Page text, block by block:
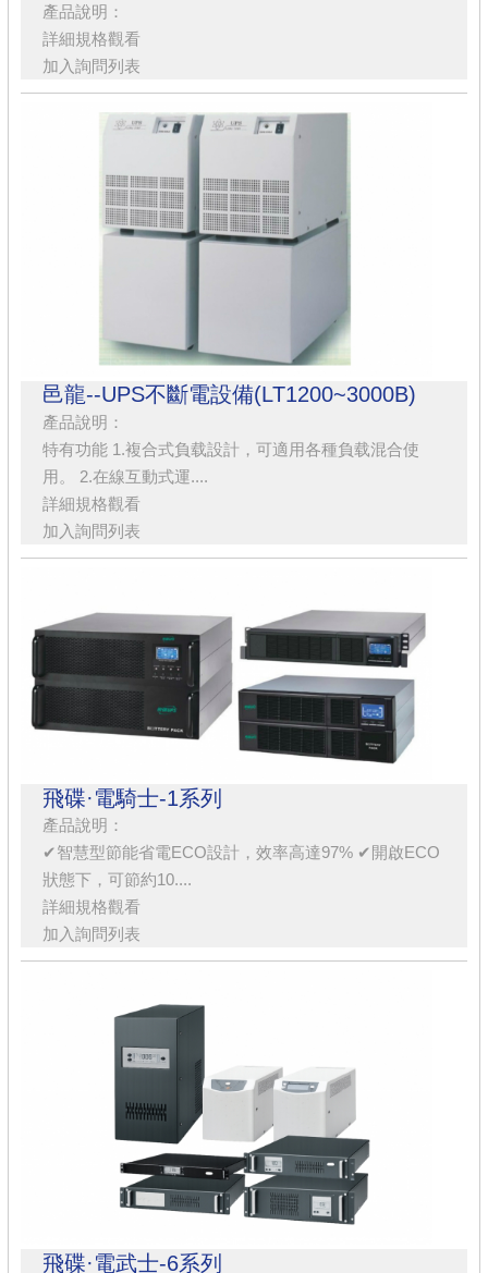
產品說明：
詳細規格觀看
加入詢問列表
邑龍--UPS不斷電設備(LT1200~3000B)
產品說明：
特有功能 1.複合式負载設計，可適用各種負载混合使
用。 2.在線互動式運....
詳細規格觀看
加入詢問列表
飛碟·電騎士-1系列
產品說明：
✔智慧型節能省電ECO設計，效率高達97% ✔開啟ECO
狀態下，可節約10....
詳細規格觀看
加入詢問列表
飛碟·電武士-6系列